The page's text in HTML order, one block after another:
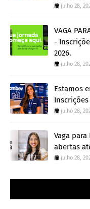
julho 28,
VAGA
-
2026.
julho 28,
Estamos
julho 28,
Vaga
abertas
julho 28,